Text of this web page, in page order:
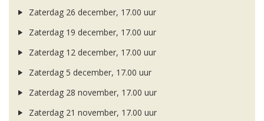
Zaterdag 26 december, 17.00 uur
Zaterdag 19 december, 17.00 uur
Zaterdag 12 december, 17.00 uur
Zaterdag 5 december, 17.00 uur
Zaterdag 28 november, 17.00 uur
Zaterdag 21 november, 17.00 uur